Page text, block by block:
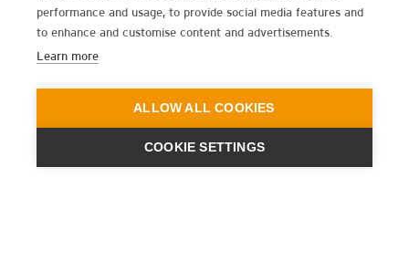
performance and usage, to provide social media features and
to enhance and customise content and advertisements.
Learn more
ALLOW ALL COOKIES
COOKIE SETTINGS